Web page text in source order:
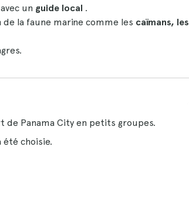
un guide local .
la faune marine comme les caïmans, les
de Panama City en petits groupes.
choisie.